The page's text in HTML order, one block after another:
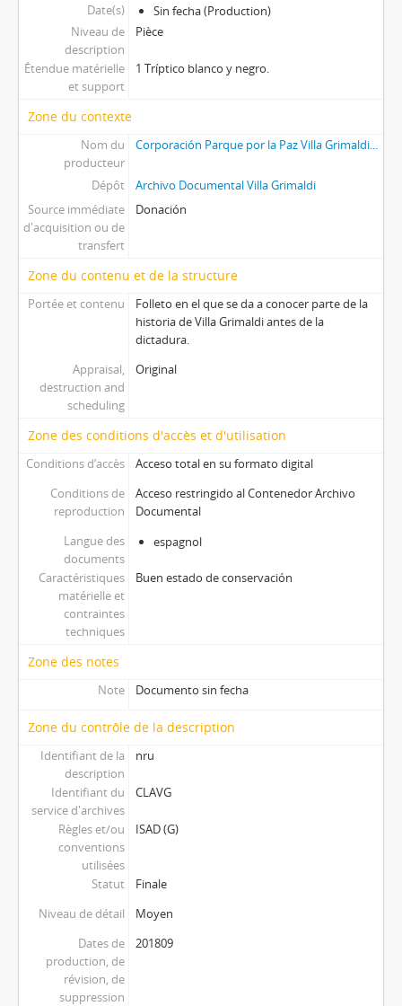
Date(s)
Sin fecha (Production)
Niveau de
description
Pièce
Étendue matérielle
et support
1 Tríptico blanco y negro.
Zone du contexte
Nom du
producteur
Corporación Parque por la Paz Villa Grimaldi...
Dépôt
Archivo Documental Villa Grimaldi
Source immédiate
d'acquisition ou de
transfert
Donación
Zone du contenu et de la structure
Portée et contenu
Folleto en el que se da a conocer parte de la
historia de Villa Grimaldi antes de la
dictadura.
Appraisal,
destruction and
scheduling
Original
Zone des conditions d'accès et d'utilisation
Conditions d’accès
Acceso total en su formato digital
Conditions de
reproduction
Acceso restringido al Contenedor Archivo
Documental
Langue des
documents
espagnol
Caractéristiques
matérielle et
contraintes
techniques
Buen estado de conservación
Zone des notes
Note Documento sin fecha
Zone du contrôle de la description
Identifiant de la
description
nru
Identifiant du
service d'archives
CLAVG
Règles et/ou
conventions
utilisées
ISAD (G)
Statut
Finale
Niveau de détail
Moyen
Dates de
production, de
révision, de
suppression
201809